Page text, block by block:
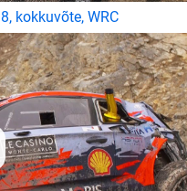
kokkuvõte, WRC